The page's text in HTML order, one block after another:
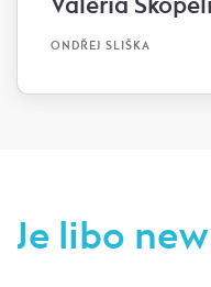
ONDŘEJ SLIŠKA
Je libo